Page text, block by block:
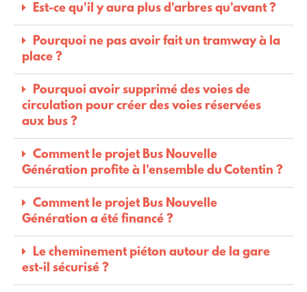
Est-ce qu'il y aura plus d'arbres qu'avant ?
Pourquoi ne pas avoir fait un tramway à la
place ?
Pourquoi avoir supprimé des voies de
circulation pour créer des voies réservées
aux bus ?
Comment le projet Bus Nouvelle
Génération profite à l'ensemble du Cotentin ?
Comment le projet Bus Nouvelle
Génération a été financé ?
Le cheminement piéton autour de la gare
est-il sécurisé ?